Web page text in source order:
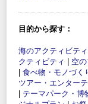
目的から探す：
海のアクティビティ
クティビティ
空
食べ物・モノづく
ツアー・エンター
テーマパーク・博